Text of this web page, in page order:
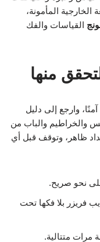
المأمونة،
القياسات والفك
منها
وارجع إلى دليل
والخراطيم والباب من
ظاهر، وتوقف قبل أي
نحو صريح.
فريزر بلا فكها تحت
مرات متتالية.